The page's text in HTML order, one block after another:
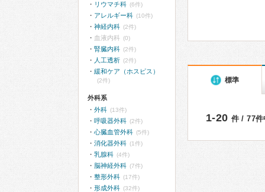
標準
1-20 件 / 77件
リウマチ科 (6件)
アレルギー科 (10件)
神経内科 (2件)
血液内科 (0)
腎臓内科 (2件)
人工透析 (2件)
緩和ケア（ホスピス）
(2件)
外科系
外科 (13件)
呼吸器外科 (2件)
心臓血管外科 (5件)
消化器外科 (1件)
乳腺科 (4件)
脳神経外科 (7件)
整形外科 (17件)
形成外科 (32件)